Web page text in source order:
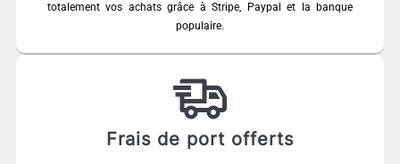
totalement vos achats grâce à Stripe, Paypal et la banque
populaire.
Frais de port offerts